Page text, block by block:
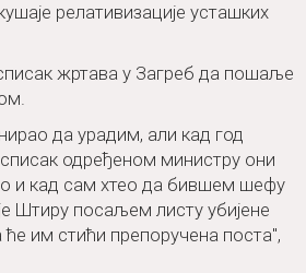
релативизације усташких
жртава у Загреб да пошаље
да урадим, али кад год
одређеном министру они
и кад сам хтео да бившем шефу
Штиру посаљем листу убијене
им стићи препоручена поста",